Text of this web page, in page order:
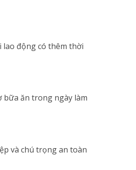
lao động có thêm thời
bữa ăn trong ngày làm
và chú trọng an toàn